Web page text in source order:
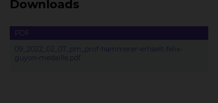
Downloads
PDF
09_2022_02_07_pm_prof-hammerer-erhaelt-felix-
guyon-medaille.pdf